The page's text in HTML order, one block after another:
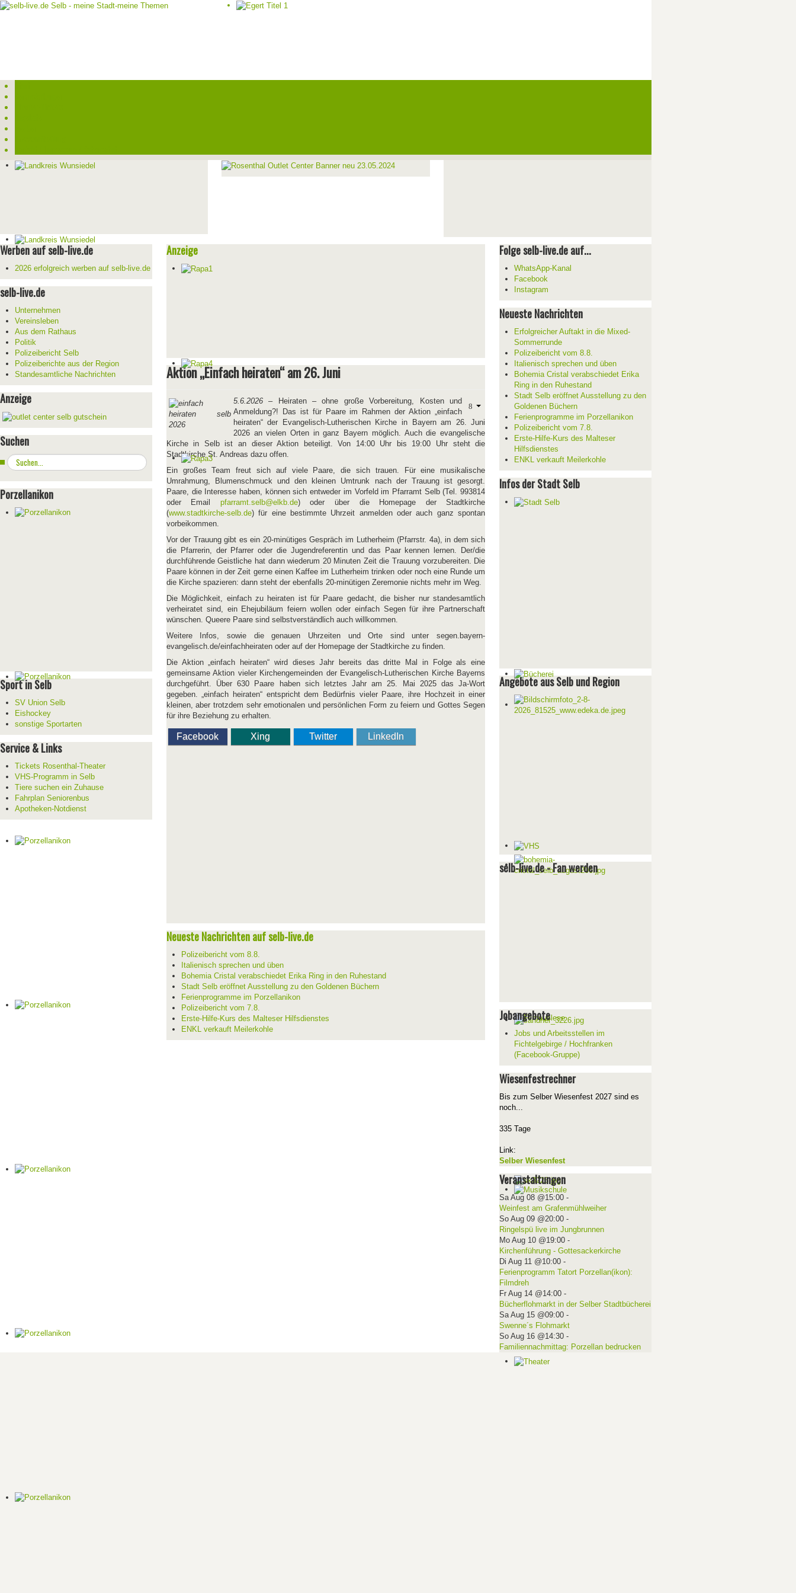
Werben auf selb-live.de
2026 erfolgreich werben auf selb-live.de
selb-live.de
Unternehmen
Vereinsleben
Aus dem Rathaus
Politik
Polizeibericht Selb
Polizeiberichte aus der Region
Standesamtliche Nachrichten
Anzeige
Suchen
Suchen
...
Porzellanikon
Sport in Selb
SV Union Selb
Eishockey
sonstige Sportarten
Service & Links
Tickets Rosenthal-Theater
VHS-Programm in Selb
Tiere suchen ein Zuhause
Fahrplan Seniorenbus
Apotheken-Notdienst
Anzeige
Aktion „Einfach heiraten“ am 26. Juni
5.6.2026– Heiraten – ohne große Vorbereitung, Kosten und
Anmeldung?! Das ist für Paare im Rahmen der Aktion „einfach
heiraten“ der Evangelisch-Lutherischen Kirche in Bayern am 26. Juni
2026 an vielen Orten in ganz Bayern möglich. Auch die evangelische
Kirche in Selb ist an dieser Aktion beteiligt. Von 14:00 Uhr bis 19:00 Uhr steht die
Stadtkirche St. Andreas dazu offen.
Ein großes Team freut sich auf viele Paare, die sich trauen. Für eine musikalische
Umrahmung, Blumenschmuck und den kleinen Umtrunk nach der Trauung ist gesorgt.
Paare, die Interesse haben, können sich entweder im Vorfeld im Pfarramt Selb (Tel. 993814
oder Email pfarramt.selb@elkb.de) oder über die Homepage der Stadtkirche
(www.stadtkirche-selb.de) für eine bestimmte Uhrzeit anmelden oder auch ganz spontan
vorbeikommen.
Vor der Trauung gibt es ein 20-minütiges Gespräch im Lutherheim (Pfarrstr. 4a), in dem sich
die Pfarrerin, der Pfarrer oder die Jugendreferentin und das Paar kennen lernen. Der/die
durchführende Geistliche hat dann wiederum 20 Minuten Zeit die Trauung vorzubereiten. Die
Paare können in der Zeit gerne einen Kaffee im Lutherheim trinken oder noch eine Runde um
die Kirche spazieren: dann steht der ebenfalls 20-minütigen Zeremonie nichts mehr im Weg.
Die Möglichkeit, einfach zu heiraten ist für Paare gedacht, die bisher nur standesamtlich
verheiratet sind, ein Ehejubiläum feiern wollen oder einfach Segen für ihre Partnerschaft
wünschen. Queere Paare sind selbstverständlich auch willkommen.
Weitere Infos, sowie die genauen Uhrzeiten und Orte sind unter segen.bayern-
evangelisch.de/einfachheiraten oder auf der Homepage der Stadtkirche zu finden.
Die Aktion „einfach heiraten“ wird dieses Jahr bereits das dritte Mal in Folge als eine
gemeinsame Aktion vieler Kirchengemeinden der Evangelisch-Lutherischen Kirche Bayerns
durchgeführt. Über 630 Paare haben sich letztes Jahr am 25. Mai 2025 das Ja-Wort
gegeben. „einfach heiraten“ entspricht dem Bedürfnis vieler Paare, ihre Hochzeit in einer
kleinen, aber trotzdem sehr emotionalen und persönlichen Form zu feiern und Gottes Segen
für ihre Beziehung zu erhalten.
Facebook Xing Twitter LinkedIn
Neueste Nachrichten auf selb-live.de
Polizeibericht vom 8.8.
Italienisch sprechen und üben
Bohemia Cristal verabschiedet Erika Ring in den Ruhestand
Stadt Selb eröffnet Ausstellung zu den Goldenen Büchern
Ferienprogramme im Porzellanikon
Polizeibericht vom 7.8.
Erste-Hilfe-Kurs des Malteser Hilfsdienstes
ENKL verkauft Meilerkohle
Folge selb-live.de auf...
WhatsApp-Kanal
Facebook
Instagram
Neueste Nachrichten
Erfolgreicher Auftakt in die Mixed-
Sommerrunde
Polizeibericht vom 8.8.
Italienisch sprechen und üben
Bohemia Cristal verabschiedet Erika
Ring in den Ruhestand
Stadt Selb eröffnet Ausstellung zu den
Goldenen Büchern
Ferienprogramme im Porzellanikon
Polizeibericht vom 7.8.
Erste-Hilfe-Kurs des Malteser
Hilfsdienstes
ENKL verkauft Meilerkohle
Infos der Stadt Selb
Angebote aus Selb und Region
selb-live.de - Fan werden
Jobangebote
Jobs und Arbeitsstellen im
Fichtelgebirge / Hochfranken
(Facebook-Gruppe)
Wiesenfestrechner
Bis zum Selber Wiesenfest 2027 sind es
noch...
335 Tage
Link:
Selber Wiesenfest
Veranstaltungen
Sa Aug 08 @15:00-
Weinfest am Grafenmühlweiher
So Aug 09 @20:00-
Ringelspü live im Jungbrunnen
Mo Aug 10 @19:00-
Kirchenführung - Gottesackerkirche
Di Aug 11 @10:00-
Ferienprogramm Tatort Porzellan(ikon):
Filmdreh
Fr Aug 14 @14:00-
Bücherflohmarkt in der Selber Stadtbücherei
Sa Aug 15 @09:00-
Swenne´s Flohmarkt
So Aug 16 @14:30-
Familiennachmittag: Porzellan bedrucken